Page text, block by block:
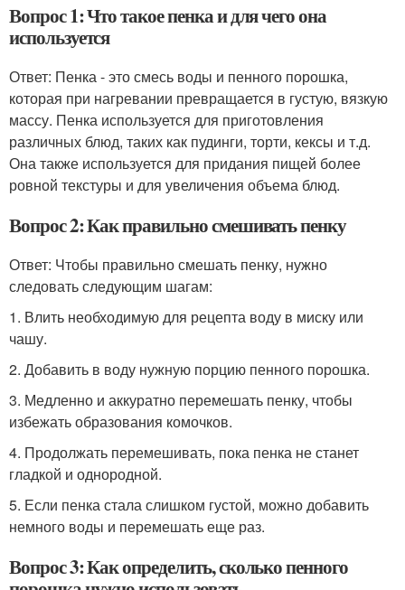
Вопрос 1: Что такое пенка и для чего она
используется
Ответ: Пенка - это смесь воды и пенного порошка,
которая при нагревании превращается в густую, вязкую
массу. Пенка используется для приготовления
различных блюд, таких как пудинги, торти, кексы и т.д.
Она также используется для придания пищей более
ровной текстуры и для увеличения объема блюд.
Вопрос 2: Как правильно смешивать пенку
Ответ: Чтобы правильно смешать пенку, нужно
следовать следующим шагам:
1. Влить необходимую для рецепта воду в миску или
чашу.
2. Добавить в воду нужную порцию пенного порошка.
3. Медленно и аккуратно перемешать пенку, чтобы
избежать образования комочков.
4. Продолжать перемешивать, пока пенка не станет
гладкой и однородной.
5. Если пенка стала слишком густой, можно добавить
немного воды и перемешать еще раз.
Вопрос 3: Как определить, сколько пенного